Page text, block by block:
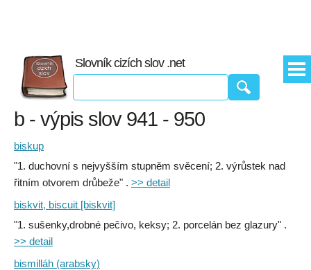
Slovník cizích slov .net
b - výpis slov 941 - 950
biskup
"1. duchovní s nejvyšším stupněm svěcení; 2. výrůstek nad
řitním otvorem drůbeže" . >> detail
biskvit, biscuit [biskvit]
"1. sušenky,drobné pečivo, keksy; 2. porcelán bez glazury" .
>> detail
bismilláh (arabsky)